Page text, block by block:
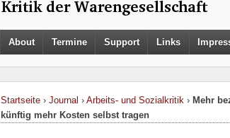
About Termine Support Links
Startseite › Journal › Arbeits- und Sozialkritik › Mehr
künftig mehr Kosten selbst tragen